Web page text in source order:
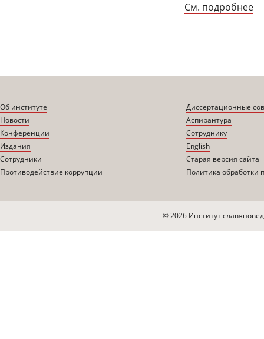
См. подробнее
Об институте
Новости
Конференции
Издания
Сотрудники
Противодействие коррупции
Диссертационные
Аспирантура
Сотруднику
English
Старая версия сайта
Политика обработки
© 2026 Институт